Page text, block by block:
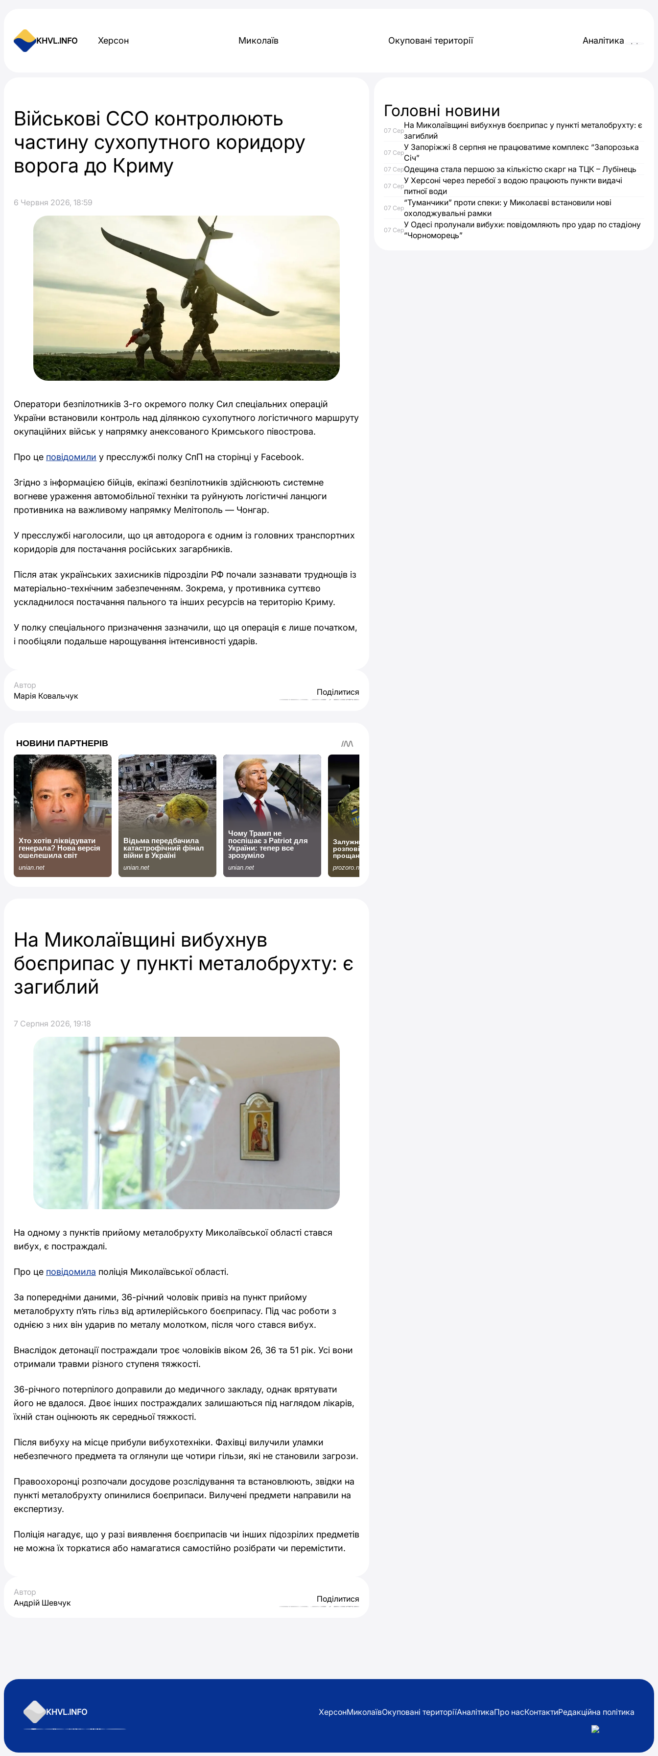
KHVL.INFO Херсон Миколаїв Окуповані території Аналітика
Військові ССО контролюють
частину сухопутного коридору
ворога до Криму
6 Червня 2026, 18:59
Оператори безпілотників 3-го окремого полку Сил спеціальних операцій
України встановили контроль над ділянкою сухопутного логістичного маршруту
окупаційних військ у напрямку анексованого Кримського півострова.
Про це повідомили у пресслужбі полку СпП на сторінці у Facebook.
Згідно з інформацією бійців, екіпажі безпілотників здійснюють системне
вогневе ураження автомобільної техніки та руйнують логістичні ланцюги
противника на важливому напрямку Мелітополь — Чонгар.
У пресслужбі наголосили, що ця автодорога є одним із головних транспортних
коридорів для постачання російських загарбників.
Після атак українських захисників підрозділи РФ почали зазнавати труднощів із
матеріально-технічним забезпеченням. Зокрема, у противника суттєво
ускладнилося постачання пального та інших ресурсів на територію Криму.
У полку спеціального призначення зазначили, що ця операція є лише початком,
і пообіцяли подальше нарощування інтенсивності ударів.
Автор
Марія Ковальчук
Поділитися
На Миколаївщині вибухнув
боєприпас у пункті металобрухту: є
загиблий
7 Серпня 2026, 19:18
На одному з пунктів прийому металобрухту Миколаївської області стався
вибух, є постраждалі.
Про це повідомила поліція Миколаївської області.
За попередніми даними, 36-річний чоловік привіз на пункт прийому
металобрухту п’ять гільз від артилерійського боєприпасу. Під час роботи з
однією з них він ударив по металу молотком, після чого стався вибух.
Внаслідок детонації постраждали троє чоловіків віком 26, 36 та 51 рік. Усі вони
отримали травми різного ступеня тяжкості.
36-річного потерпілого доправили до медичного закладу, однак врятувати
його не вдалося. Двоє інших постраждалих залишаються під наглядом лікарів,
їхній стан оцінюють як середньої тяжкості.
Після вибуху на місце прибули вибухотехніки. Фахівці вилучили уламки
небезпечного предмета та оглянули ще чотири гільзи, які не становили загрози.
Правоохоронці розпочали досудове розслідування та встановлюють, звідки на
пункті металобрухту опинилися боєприпаси. Вилучені предмети направили на
експертизу.
Поліція нагадує, що у разі виявлення боєприпасів чи інших підозрілих предметів
не можна їх торкатися або намагатися самостійно розібрати чи перемістити.
Автор
Андрій Шевчук
Поділитися
Головні новини
07 Сер
На Миколаївщині вибухнув боєприпас у пункті металобрухту: є
загиблий
07 Сер
У Запоріжжі 8 серпня не працюватиме комплекс “Запорозька
Січ”
07 СерОдещина стала першою за кількістю скарг на ТЦК – Лубінець
07 Сер
У Херсоні через перебої з водою працюють пункти видачі
питної води
07 Сер
“Туманчики” проти спеки: у Миколаєві встановили нові
охолоджувальні рамки
07 Сер
У Одесі пролунали вибухи: повідомляють про удар по стадіону
“Чорноморець”
KHVL.INFO ХерсонМиколаївОкуповані територіїАналітикаПро насКонтактиРедакційна політика